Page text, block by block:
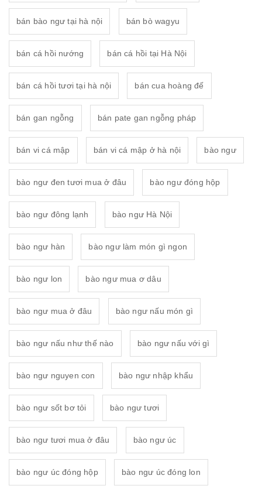
bán bào ngư tại hà nội bán bò wagyu
bán cá hồi nướng bán cá hồi tại Hà Nội
bán cá hồi tươi tại hà nội bán cua hoàng đế
bán gan ngỗng bán pate gan ngỗng pháp
bán vi cá mập bán vi cá mập ở hà nội bào ngư
bào ngư đen tươi mua ở đâu bào ngư đóng hộp
bào ngư đông lạnh bào ngư Hà Nội
bào ngư hàn bào ngư làm món gì ngon
bào ngư lon bào ngư mua ơ dâu
bào ngư mua ở đâu bào ngư nấu món gì
bào ngư nấu như thế nào bào ngư nấu với gì
bào ngư nguyen con bào ngư nhập khẩu
bào ngư sốt bơ tỏi bào ngư tươi
bào ngư tươi mua ở đâu bào ngư úc
bào ngư úc đóng hộp bào ngư úc đóng lon